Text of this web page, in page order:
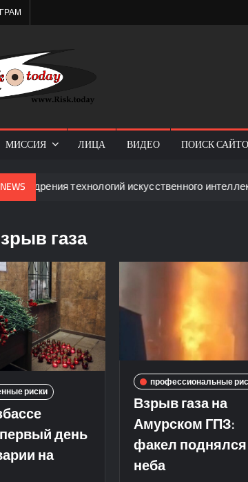
МИССИЯ ЛИЦА ВИДЕО ПОИСК
технологий искусственного интеллекта
газа
риски
день
на
профессиональные
Взрыв газа на
Амурском ГПЗ:
факел
неба